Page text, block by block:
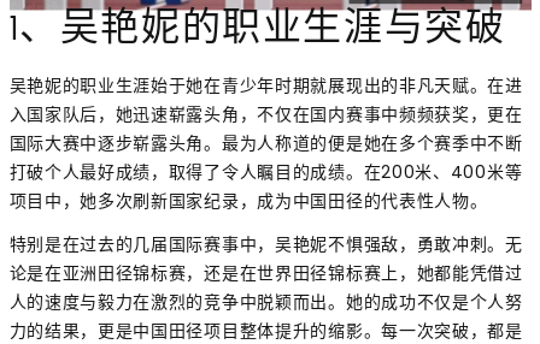
1、吴艳妮的职业生涯与突破
吴艳妮的职业生涯始于她在青少年时期就展现出的非凡天赋。在进
入国家队后，她迅速崭露头角，不仅在国内赛事中频频获奖，更在
国际大赛中逐步崭露头角。最为人称道的便是她在多个赛季中不断
打破个人最好成绩，取得了令人瞩目的成绩。在200米、400米等
项目中，她多次刷新国家纪录，成为中国田径的代表性人物。
特别是在过去的几届国际赛事中，吴艳妮不惧强敌，勇敢冲刺。无
论是在亚洲田径锦标赛，还是在世界田径锦标赛上，她都能凭借过
人的速度与毅力在激烈的竞争中脱颖而出。她的成功不仅是个人努
力的结果，更是中国田径项目整体提升的缩影。每一次突破，都是